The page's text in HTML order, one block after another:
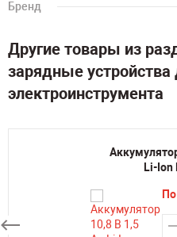
Бренд
Другие товары из
зарядные устройства
электроинструмента
Li-Ion